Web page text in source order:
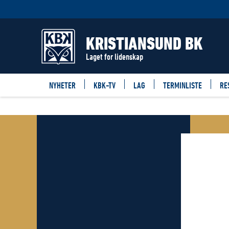
KRISTIANSUND BK
Laget for lidenskap
NYHETER KBK-TV LAG TERMINLISTE